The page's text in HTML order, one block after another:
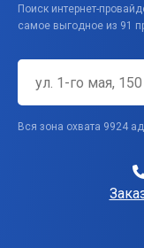
Поиск интернет-
самое выгодное из 91
Вся зона охвата 9924